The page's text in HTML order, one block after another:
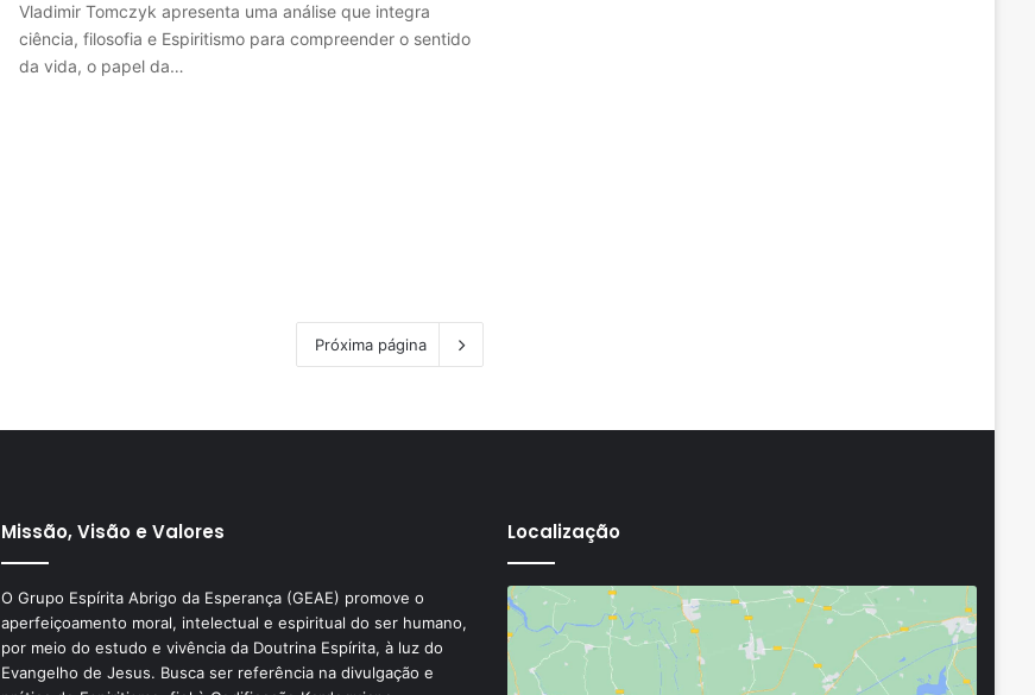
Vladimir Tomczyk apresenta uma análise que integra
ciência, filosofia e Espiritismo para compreender o sentido
da vida, o papel da…
Próxima página
Missão, Visão e Valores
O Grupo Espírita Abrigo da Esperança (GEAE) promove o
aperfeiçoamento moral, intelectual e espiritual do ser humano,
por meio do estudo e vivência da Doutrina Espírita, à luz do
Evangelho de Jesus. Busca ser referência na divulgação e
Localização